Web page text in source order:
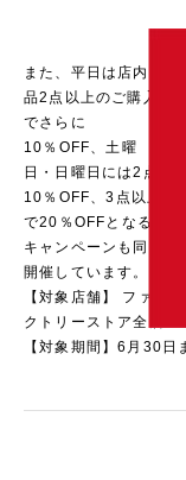
また、平日は店内商
品2点以上のご購入
でさらに
10％OFF、土曜
日・日曜日には2点
10％OFF、3点以上
で20％OFFとなる
キャンペーンも同時
開催しています。
【対象店舗】 ファ
クトリーストア全店
【対象期間】6月30日